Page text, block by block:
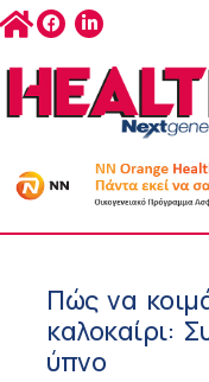
Πώς να
καλοκαίρι:
ύπνο